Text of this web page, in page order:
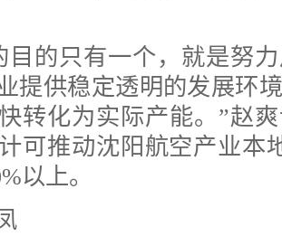
只有一个，就是努力
提供稳定透明的发展环
转化为实际产能。”赵
可推动沈阳航空产业本
以上。